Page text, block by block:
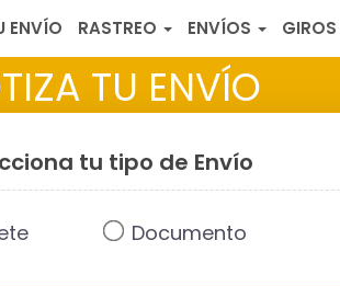
ENVÍO RASTREO ENVÍOS GIROS
TU ENVÍO
tu tipo de Envío
Documento